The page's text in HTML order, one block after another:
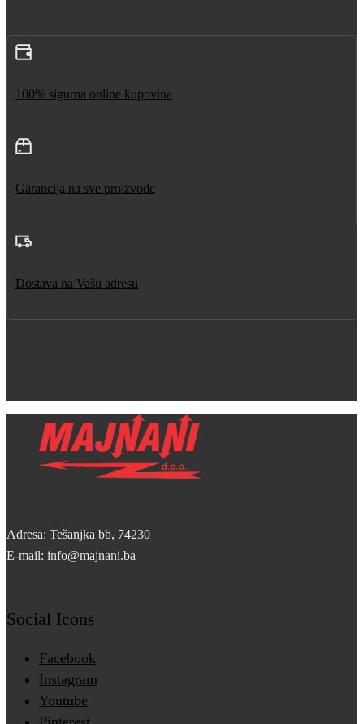
100% sigurna online kupovina
Garancija na sve proizvode
Dostava na Vašu adresu
Adresa: Tešanjka bb, 74230
E-mail: info@majnani.ba
Social Icons
Facebook
Instagram
Youtube